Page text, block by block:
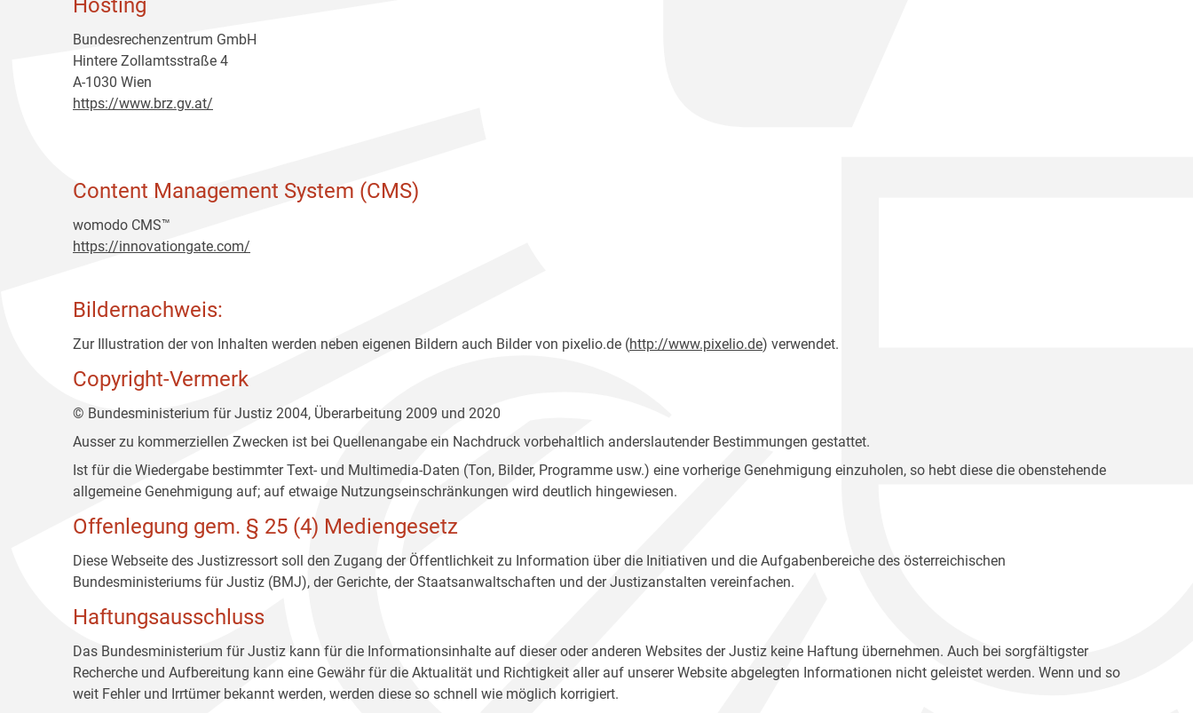
Hosting
Bundesrechenzentrum GmbH
Hintere Zollamtsstraße 4
A-1030 Wien
https://www.brz.gv.at/
Content Management System (CMS)
womodo CMS™
https://innovationgate.com/
Bildernachweis:
Zur Illustration der von Inhalten werden neben eigenen Bildern auch Bilder von pixelio.de (http://www.pixelio.de) verwendet.
Copyright-Vermerk
© Bundesministerium für Justiz 2004, Überarbeitung 2009 und 2020
Ausser zu kommerziellen Zwecken ist bei Quellenangabe ein Nachdruck vorbehaltlich anderslautender Bestimmungen gestattet.
Ist für die Wiedergabe bestimmter Text- und Multimedia-Daten (Ton, Bilder, Programme usw.) eine vorherige Genehmigung einzuholen, so hebt diese die obenstehende
allgemeine Genehmigung auf; auf etwaige Nutzungseinschränkungen wird deutlich hingewiesen.
Offenlegung gem. § 25 (4) Mediengesetz
Diese Webseite des Justizressort soll den Zugang der Öffentlichkeit zu Information über die Initiativen und die Aufgabenbereiche des österreichischen
Bundesministeriums für Justiz (BMJ), der Gerichte, der Staatsanwaltschaften und der Justizanstalten vereinfachen.
Haftungsausschluss
Das Bundesministerium für Justiz kann für die Informationsinhalte auf dieser oder anderen Websites der Justiz keine Haftung übernehmen. Auch bei sorgfältigster
Recherche und Aufbereitung kann eine Gewähr für die Aktualität und Richtigkeit aller auf unserer Website abgelegten Informationen nicht geleistet werden. Wenn und so
weit Fehler und Irrtümer bekannt werden, werden diese so schnell wie möglich korrigiert.